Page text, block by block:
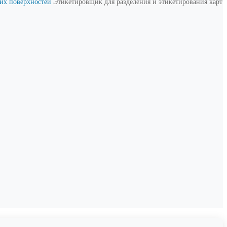
поверхностей Этикетировщик для разделения и этикетирования карт